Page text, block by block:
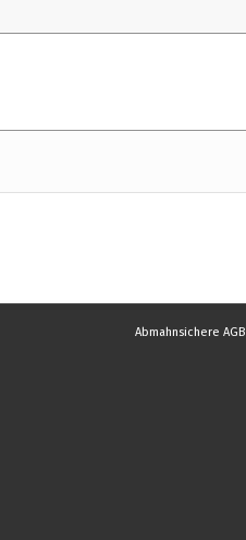
Abmahnsichere AGB